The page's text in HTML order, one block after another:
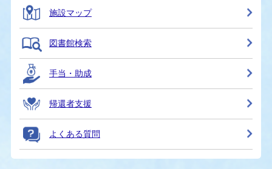
施設マップ
図書館検索
手当・助成
帰還者支援
よくある質問